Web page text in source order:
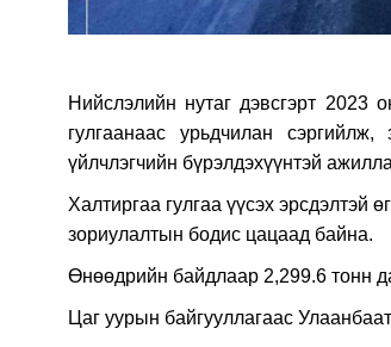
Нийслэлийн нутаг дэвсгэрт 2023
гулгаанаас урьдчилан
үйлчлэгчийн бүрэлдэхүүнтэй
Халтиргаа гулгаа үүсэх эрсдэлтэй
зориулалтын бодис цацаад байна.
Өнөөдрийн байдлаар 2,299.6 тонн
Цаг уурын байгууллагаас